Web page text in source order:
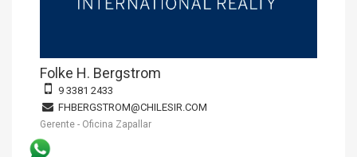
Folke H. Bergstrom
9 3381 2433
FHBERGSTROM@CHILESIR.COM
Gerente - Oficina Zapallar